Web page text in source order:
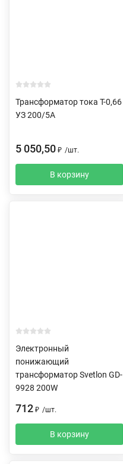
Трансформатор тока Т-0,66
УЗ 200/5А
5 050,50 ₽ /шт.
В корзину
Электронный
понижающий
трансформатор Svetlon GD-
9928 200W
712 ₽ /шт.
В корзину